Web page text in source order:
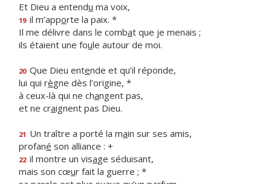
Et Dieu a entendu ma voix,
19 il m’apporte la paix. *
Il me délivre dans le combat que je menais ;
ils étaient une foule autour de moi.
20 Que Dieu entende et qu’il réponde,
lui qui règne dès l’origine, *
à ceux-là qui ne changent pas,
et ne craignent pas Dieu.
21 Un traître a porté la main sur ses amis,
profané son alliance : +
22 il montre un visage séduisant,
mais son cœur fait la guerre ; *